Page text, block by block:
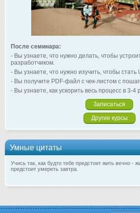
После семинара:
- Вы узнаете, что нужно делать, чтобы
разработчиком.
- Вы узнаете, что нужно изучить, чтобы стать
- Вы получите PDF-файл с чек-листом с
- Вы узнаете, как ускорить весь процесс в 3-4
Записаться
Другие курсы
Умные цитаты
Учись так, как будто тебе предстоит жить вечно -
предстоит умереть завтра.